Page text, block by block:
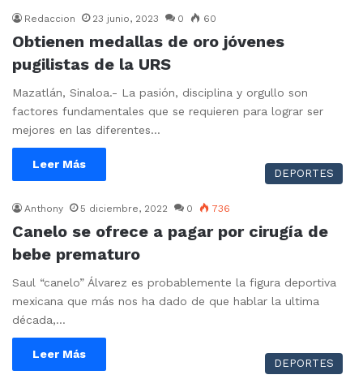
Redaccion 23 junio, 2023 0 60
Obtienen medallas de oro jóvenes
pugilistas de la URS
Mazatlán, Sinaloa.- La pasión, disciplina y orgullo son
factores fundamentales que se requieren para lograr ser
mejores en las diferentes…
Leer Más
DEPORTES
Anthony 5 diciembre, 2022 0 736
Canelo se ofrece a pagar por cirugía de
bebe prematuro
Saul “canelo” Álvarez es probablemente la figura deportiva
mexicana que más nos ha dado de que hablar la ultima
década,…
Leer Más
DEPORTES